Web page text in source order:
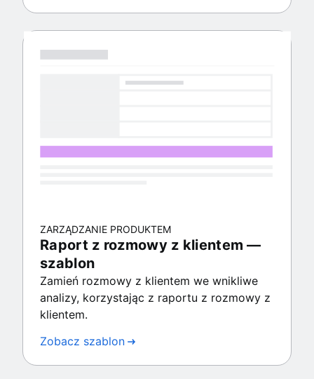
ZARZĄDZANIE PRODUKTEM
Raport z rozmowy z klientem —
szablon
Zamień rozmowy z klientem we wnikliwe
analizy, korzystając z raportu z rozmowy z
klientem.
Zobacz szablon